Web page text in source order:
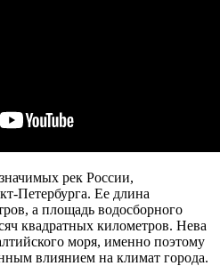
рек России,
Петербурга. Ее длина
а площадь водосборного
квадратных километров. Нева
моря, именно поэтому
влиянием на климат города.